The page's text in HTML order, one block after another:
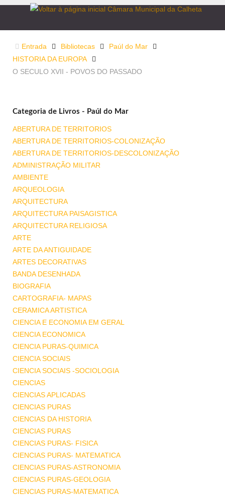
Entrada Bibliotecas
Paúl do Mar
HISTORIA DA EUROPA
O SECULO XVII - POVOS DO PASSADO
Categoria de Livros - Paúl do Mar
ABERTURA DE TERRITORIOS
ABERTURA DE TERRITORIOS-COLONIZAÇÃO
ABERTURA DE TERRITORIOS-DESCOLONIZAÇÃO
ADMINISTRAÇÃO MILITAR
AMBIENTE
ARQUEOLOGIA
ARQUITECTURA
ARQUITECTURA PAISAGISTICA
ARQUITECTURA RELIGIOSA
ARTE
ARTE DA ANTIGUIDADE
ARTES DECORATIVAS
BANDA DESENHADA
BIOGRAFIA
CARTOGRAFIA- MAPAS
CERAMICA ARTISTICA
CIENCIA E ECONOMIA EM GERAL
CIENCIA ECONOMICA
CIENCIA PURAS-QUIMICA
CIENCIA SOCIAIS
CIENCIA SOCIAIS -SOCIOLOGIA
CIENCIAS
CIENCIAS APLICADAS
CIENCIAS PURAS
CIENCIAS DA HISTORIA
CIENCIAS PURAS
CIENCIAS PURAS- FISICA
CIENCIAS PURAS- MATEMATICA
CIENCIAS PURAS-ASTRONOMIA
CIENCIAS PURAS-GEOLOGIA
CIENCIAS PURAS-MATEMATICA